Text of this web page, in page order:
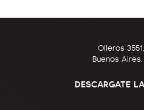
Olleros
Buenos
DESCARGATE